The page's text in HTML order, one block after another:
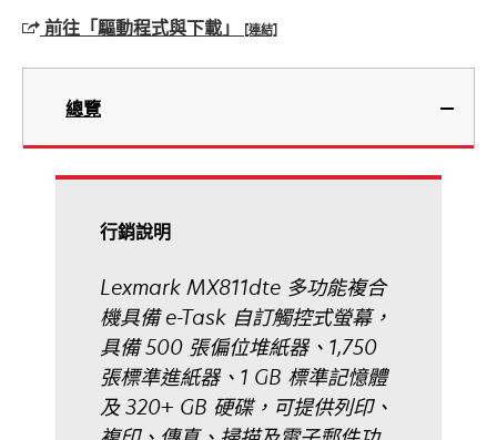
籤
中
前往「驅動程式與下載」
[連結]
在
籤
總覽
行銷說明
Lexmark MX811dte 多功能複合
機具備 e-Task 自訂觸控式螢幕，
具備 500 張偏位堆紙器、1,750
張標準進紙器、1 GB 標準記憶體
及 320+ GB 硬碟，可提供列印、